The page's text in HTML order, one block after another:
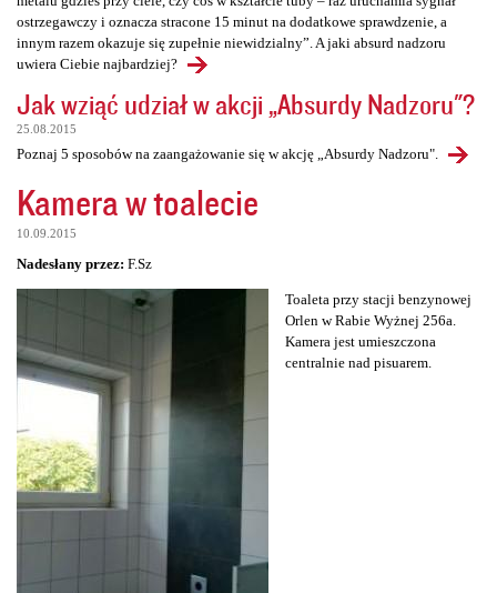
ostrzegawczy i oznacza stracone 15 minut na dodatkowe sprawdzenie, a
innym razem okazuje się zupełnie niewidzialny”. A jaki absurd nadzoru
uwiera Ciebie najbardziej?
Jak wziąć udział w akcji „Absurdy Nadzoru"?
25.08.2015
Poznaj 5 sposobów na zaangażowanie się w akcję „Absurdy Nadzoru".
Kamera w toalecie
10.09.2015
Nadesłany przez: F.Sz
Toaleta przy stacji benzynowej
Orlen w Rabie Wyżnej 256a.
Kamera jest umieszczona
centralnie nad pisuarem.